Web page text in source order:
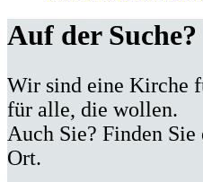
Auf der Suche?
Wir sind eine Kirche
für alle, die wollen.
Auch Sie? Finden
Ort.